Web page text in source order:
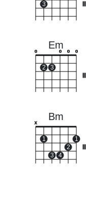
3
Em
o
2 3
o o o
Bm
x
1
3 4
2
1